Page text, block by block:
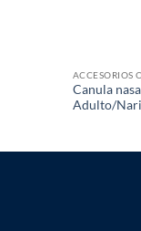
ACCESORIOS
Canula
Adulto/